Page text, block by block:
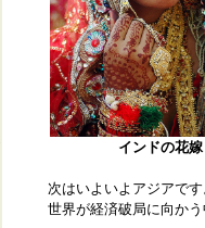
インドの花嫁
次はいよいよアジアです
世界が経済破局に向か